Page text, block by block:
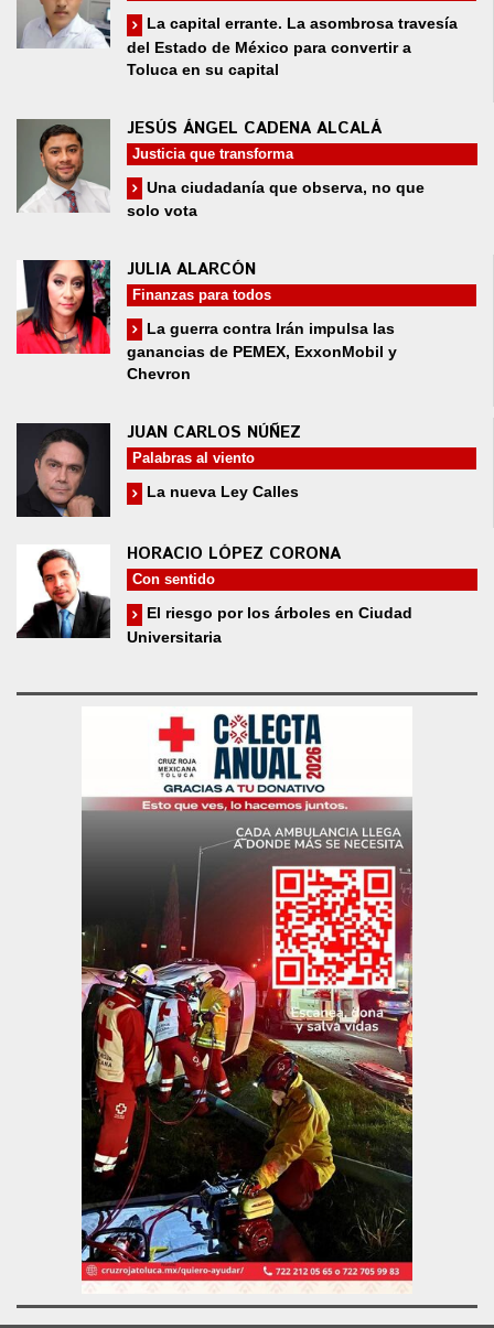
La capital errante. La asombrosa travesía
del Estado de México para convertir a
Toluca en su capital
JESÚS ÁNGEL CADENA ALCALÁ
Justicia que transforma
Una ciudadanía que observa, no que
solo vota
JULIA ALARCÓN
Finanzas para todos
La guerra contra Irán impulsa las
ganancias de PEMEX, ExxonMobil y
Chevron
JUAN CARLOS NÚÑEZ
Palabras al viento
La nueva Ley Calles
HORACIO LÓPEZ CORONA
Con sentido
El riesgo por los árboles en Ciudad
Universitaria